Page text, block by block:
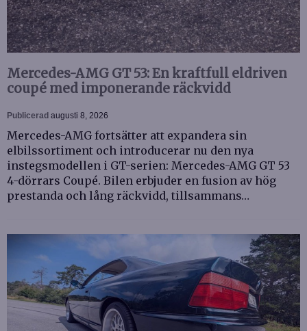
Mercedes-AMG GT 53: En kraftfull eldriven
coupé med imponerande räckvidd
Publicerad augusti 8, 2026
Mercedes-AMG fortsätter att expandera sin
elbilssortiment och introducerar nu den nya
instegsmodellen i GT-serien: Mercedes-AMG GT 53
4-dörrars Coupé. Bilen erbjuder en fusion av hög
prestanda och lång räckvidd, tillsammans…